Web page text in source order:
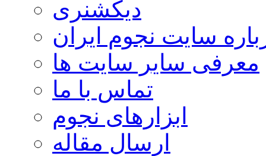
دیکشنری
سایت نجوم ایران
معرفی سایر سایت ها
تماس با ما
ابزارهای نجوم
ارسال مقاله